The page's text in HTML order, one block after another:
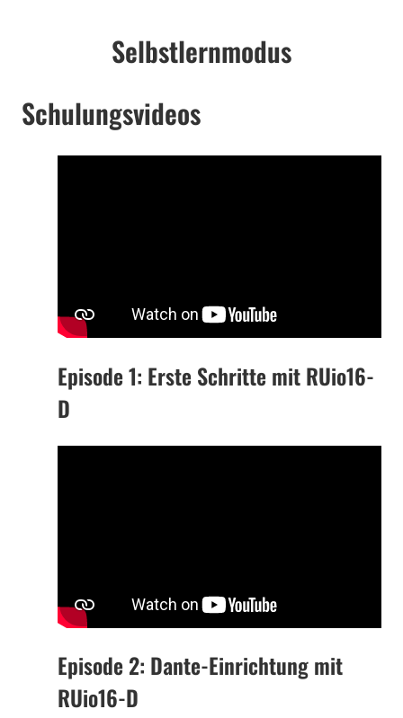
Selbstlernmodus
Schulungsvideos
Episode 1: Erste Schritte mit RUio16-
D
Episode 2: Dante-Einrichtung mit
RUio16-D